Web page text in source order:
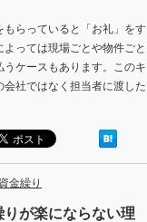
らっていると「お礼」をす
っては現場ごとや物件ごと
ケースもあります。このキ
会社ではなく担当者に渡した
資金繰り
が楽にならない理